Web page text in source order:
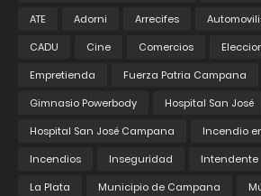
ATE
Adorni Arrecifes
CADU
Cine Comercios
Empretienda
Fuerza Patria Campana
Gimnasio Powerbody
Hospital San José
Hospital San José Campana
Incendio
Incendios
Inseguridad Intendente
La Plata
Municipio de Campana